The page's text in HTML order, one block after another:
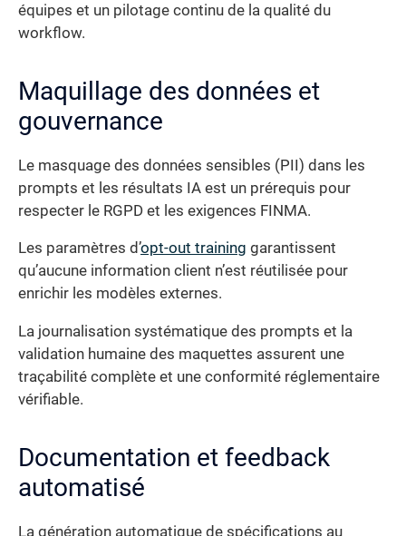
équipes et un pilotage continu de la qualité du
workflow.
Maquillage des données et
gouvernance
Le masquage des données sensibles (PII) dans les
prompts et les résultats IA est un prérequis pour
respecter le RGPD et les exigences FINMA.
Les paramètres d’opt-out training garantissent
qu’aucune information client n’est réutilisée pour
enrichir les modèles externes.
La journalisation systématique des prompts et la
validation humaine des maquettes assurent une
traçabilité complète et une conformité réglementaire
vérifiable.
Documentation et feedback
automatisé
La génération automatique de spécifications au